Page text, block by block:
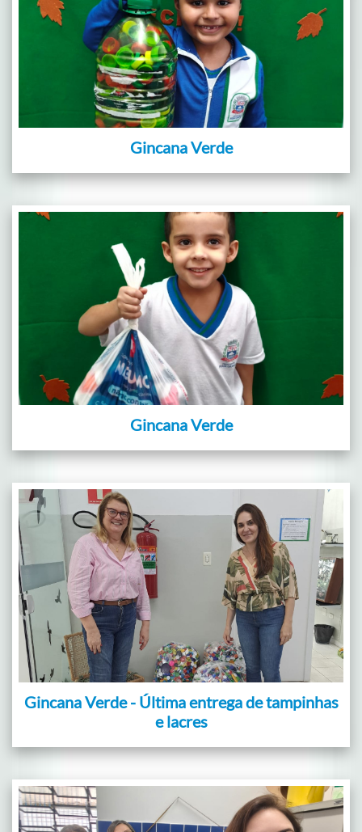
Gincana Verde
Gincana Verde
Gincana Verde - Última entrega de tampinhas
e lacres